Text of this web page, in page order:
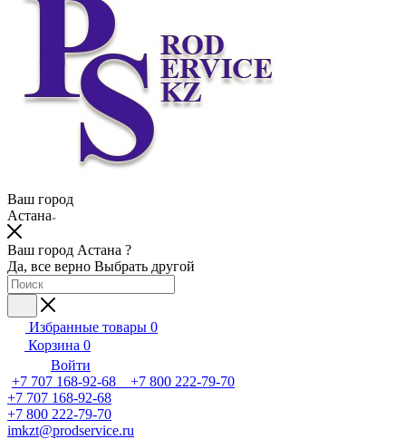
Ваш город
Астана
Ваш город Астана ?
Да, все верно Выбрать другой
Избранные товары 0
Корзина 0
Войти
+7 707 168-92-68 +7 800 222-79-70
+7 707 168-92-68
+7 800 222-79-70
imkzt@prodservice.ru